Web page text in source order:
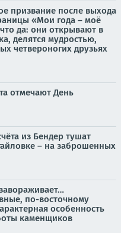
призвание после выхода
«Мои года – моё
да: они открывают в
делятся мудростью,
четвероногих друзьях
отмечают День
из Бендер тушат
– на заброшенных
по-восточному
особенность
каменщиков